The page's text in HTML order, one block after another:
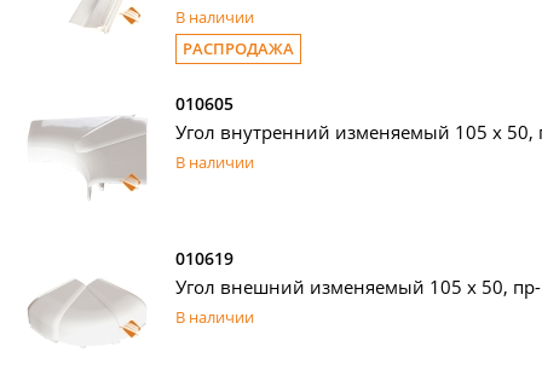
В наличии
РАСПРОДАЖА
010605
Угол внутренний изменяемый 105 х 50,
В наличии
010619
Угол внешний изменяемый 105 х 50,
В наличии